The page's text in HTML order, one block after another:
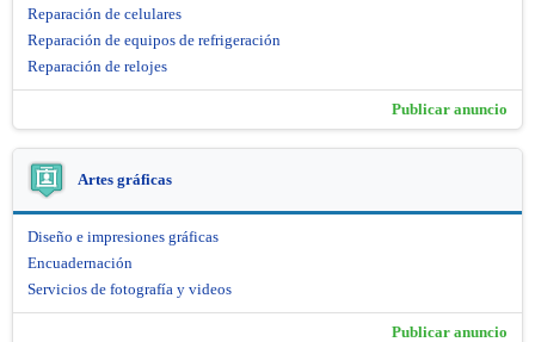
Reparación de celulares
Reparación de equipos de refrigeración
Reparación de relojes
Publicar anuncio
Artes gráficas
Diseño e impresiones gráficas
Encuadernación
Servicios de fotografía y videos
Publicar anuncio